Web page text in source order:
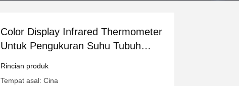
Color Display Infrared Thermometer
Untuk Pengukuran Suhu Tubuh
Rincian produk
Tempat asal: Cina